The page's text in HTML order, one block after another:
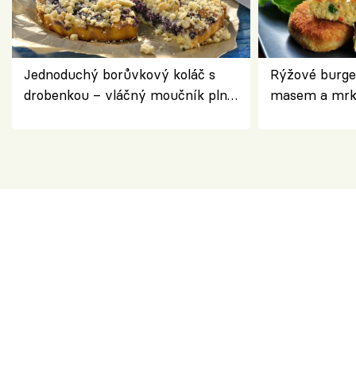
Jednoduchý borůvkový koláč s
drobenkou – vláčný moučník plný
Rýžové
masem a